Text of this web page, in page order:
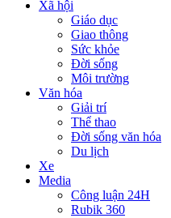
Xã hội
Giáo dục
Giao thông
Sức khỏe
Đời sống
Môi trường
Văn hóa
Giải trí
Thể thao
Đời sống văn hóa
Du lịch
Xe
Media
Công luận 24H
Rubik 360